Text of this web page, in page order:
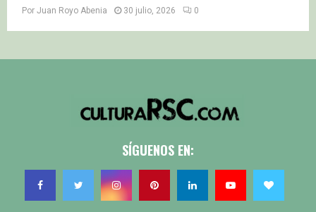
Por Juan Royo Abenia 30 julio, 2026 0
SÍGUENOS EN: